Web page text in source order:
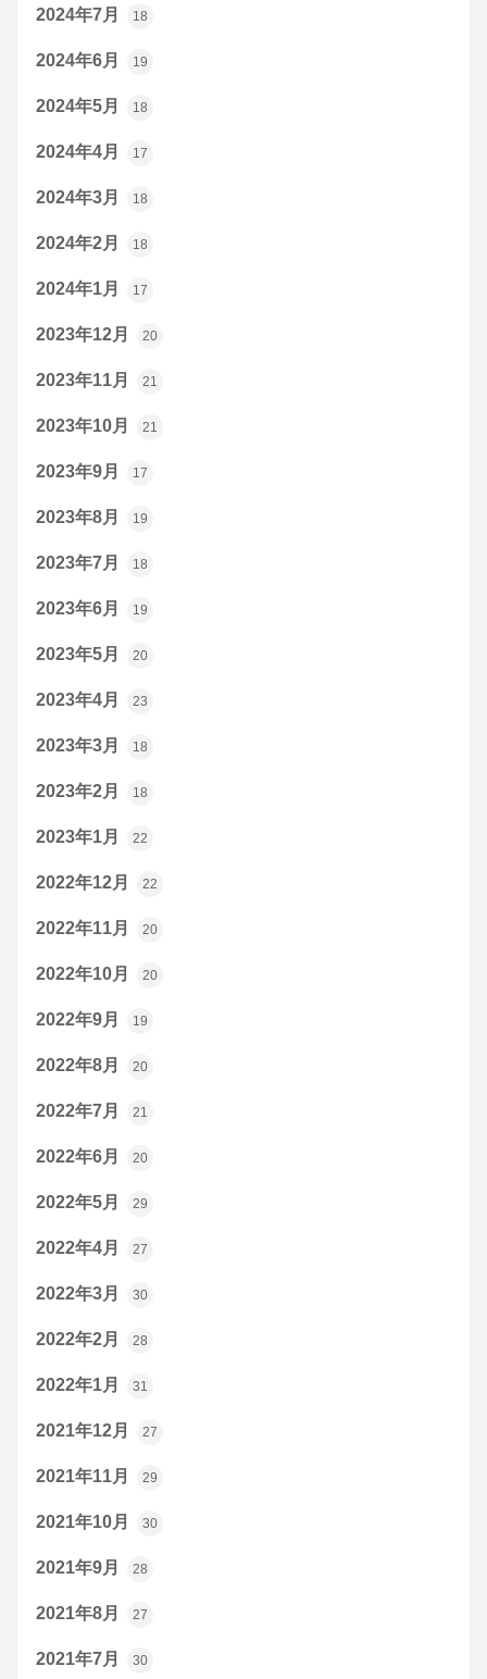
2024年7月 18
2024年6月 19
2024年5月 18
2024年4月 17
2024年3月 18
2024年2月 18
2024年1月 17
2023年12月 20
2023年11月 21
2023年10月 21
2023年9月 17
2023年8月 19
2023年7月 18
2023年6月 19
2023年5月 20
2023年4月 23
2023年3月 18
2023年2月 18
2023年1月 22
2022年12月 22
2022年11月 20
2022年10月 20
2022年9月 19
2022年8月 20
2022年7月 21
2022年6月 20
2022年5月 29
2022年4月 27
2022年3月 30
2022年2月 28
2022年1月 31
2021年12月 27
2021年11月 29
2021年10月 30
2021年9月 28
2021年8月 27
2021年7月 30